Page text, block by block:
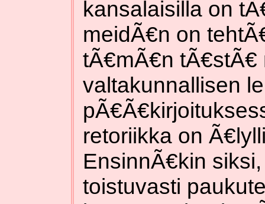
kansalaisilla on
meidÃ€n on
tÃ€mÃ€n
valtakunnallisen
retoriikka on
EnsinnÃ€kin
toistuvasti